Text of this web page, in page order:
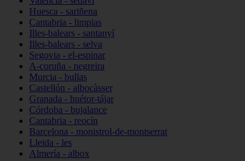
Huesca - sariñena
Cantabria - limpias
Illes-balears - santanyí
Illes-balears - selva
Segovia - el-espinar
A-coruña - negreira
Murcia - bullas
Castellón - albocàsser
Granada - huétor-tájar
Córdoba - bujalance
Cantabria - reocín
Barcelona - monistrol-de-montserrat
Lleida - les
Almería - albox